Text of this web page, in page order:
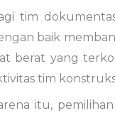
tim
baik
berat yang
tim
itu,